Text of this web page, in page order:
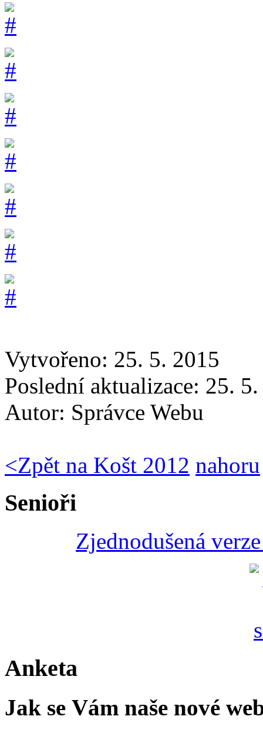
Vytvořeno: 25. 5. 2015
Poslední aktualizace: 25.
Autor: Správce Webu
<Zpět na Košt 2012 nahoru
Senioři
Zjednodušená
Anketa
Jak se Vám naše nové